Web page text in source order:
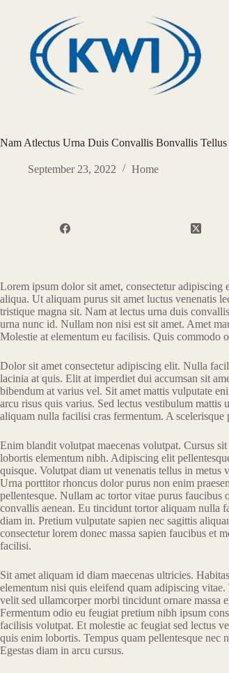
Nam Atlectus Urna Duis Convallis Bonvallis Tellus
September 23, 2022 Home
Lorem ipsum dolor sit amet, consectetur
aliqua. Ut aliquam purus sit amet luctus venenatis
tristique magna sit. Nam at lectus urna duis
urna nunc id. Nullam non nisi est sit amet. Amet
Molestie at elementum eu facilisis. Quis commodo
Dolor sit amet consectetur adipiscing elit. Nulla
lacinia at quis. Elit at imperdiet dui accumsan sit
bibendum at varius vel. Sit amet mattis vulputate
arcu risus quis varius. Sed lectus vestibulum
aliquam nulla facilisi cras fermentum. A scelerisque
Enim blandit volutpat maecenas volutpat. Cursus
lobortis elementum nibh. Adipiscing elit
quisque. Volutpat diam ut venenatis tellus in metus
Urna porttitor rhoncus dolor purus non enim
pellentesque. Nullam ac tortor vitae purus faucibus
convallis aenean. Eu tincidunt tortor aliquam nulla
diam in. Pretium vulputate sapien nec sagittis
consectetur lorem donec massa sapien faucibus et
facilisi.
Sit amet aliquam id diam maecenas ultricies.
elementum nisi quis eleifend quam adipiscing
velit sed ullamcorper morbi tincidunt ornare massa
Fermentum odio eu feugiat pretium nibh ipsum
facilisis volutpat. Et molestie ac feugiat sed lectus
quis enim lobortis. Tempus quam pellentesque nec
Egestas diam in arcu cursus.